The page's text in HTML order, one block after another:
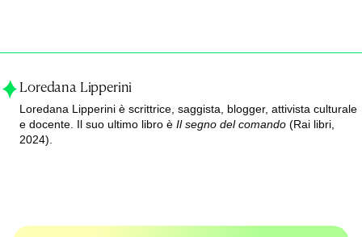
Loredana Lipperini
Loredana Lipperini è scrittrice, saggista, blogger, attivista culturale
e docente. Il suo ultimo libro èIl segno del comando (Rai libri,
2024).